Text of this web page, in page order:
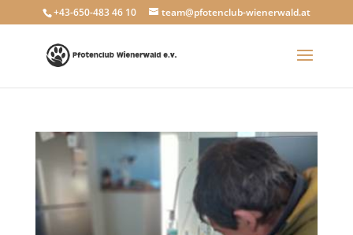
+43-650-483 46 10 team@pfotenclub-wienerwald.at